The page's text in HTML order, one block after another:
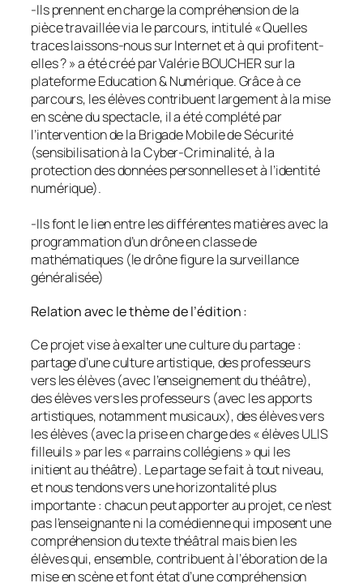
-Ils prennent en charge la compréhension de la
pièce travaillée via le parcours, intitulé « Quelles
traces laissons-nous sur Internet et à qui profitent-
elles ? » a été créé par Valérie BOUCHER sur la
plateforme Education & Numérique. Grâce à ce
parcours, les élèves contribuent largement à la mise
en scène du spectacle, il a été complété par
l’intervention de la Brigade Mobile de Sécurité
(sensibilisation à la Cyber-Criminalité, à la
protection des données personnelles et à l’identité
numérique).
-Ils font le lien entre les différentes matières avec la
programmation d’un drône en classe de
mathématiques (le drône figure la surveillance
généralisée)
Relation avec le thème de l’édition :
Ce projet vise à exalter une culture du partage :
partage d’une culture artistique, des professeurs
vers les élèves (avec l’enseignement du théâtre),
des élèves vers les professeurs (avec les apports
artistiques, notamment musicaux), des élèves vers
les élèves (avec la prise en charge des « élèves ULIS
filleuils » par les « parrains collégiens » qui les
initient au théâtre). Le partage se fait à tout niveau,
et nous tendons vers une horizontalité plus
importante : chacun peut apporter au projet, ce n’est
pas l’enseignante ni la comédienne qui imposent une
compréhension du texte théâtral mais bien les
élèves qui, ensemble, contribuent à l’éboration de la
mise en scène et font état d’une compréhension